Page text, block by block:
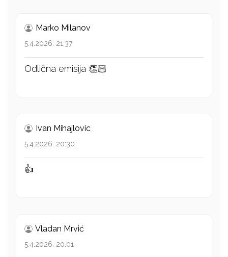
Marko Milanov
5.4.2026. 21:37
Odlična emisija 👏🏻
Ivan Mihajlovic
5.4.2026. 20:30
👍
Vladan Mrvić
5.4.2026. 20:01